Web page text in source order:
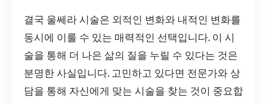
결국 울쎄라 시술은 외적인 변화와 내적인 변화를
동시에 이룰 수 있는 매력적인 선택입니다. 이 시
술을 통해 더 나은 삶의 질을 누릴 수 있다는 것은
분명한 사실입니다. 고민하고 있다면 전문가와 상
담을 통해 자신에게 맞는 시술을 찾는 것이 중요합